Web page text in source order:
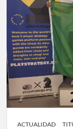
ACTUALIDAD